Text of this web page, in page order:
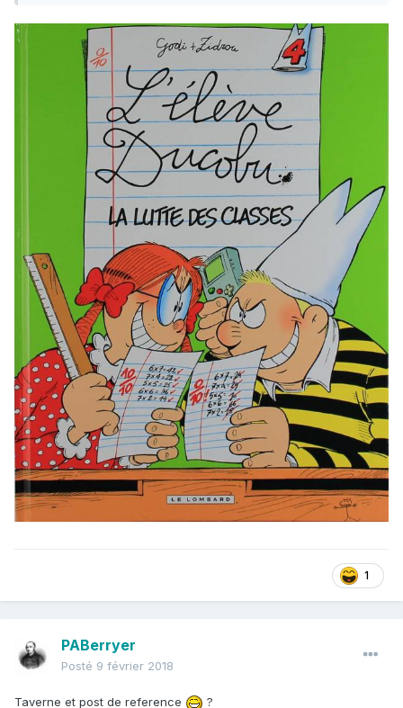
1
PABerryer
Posté 9 février 2018
Taverne et post de reference ?